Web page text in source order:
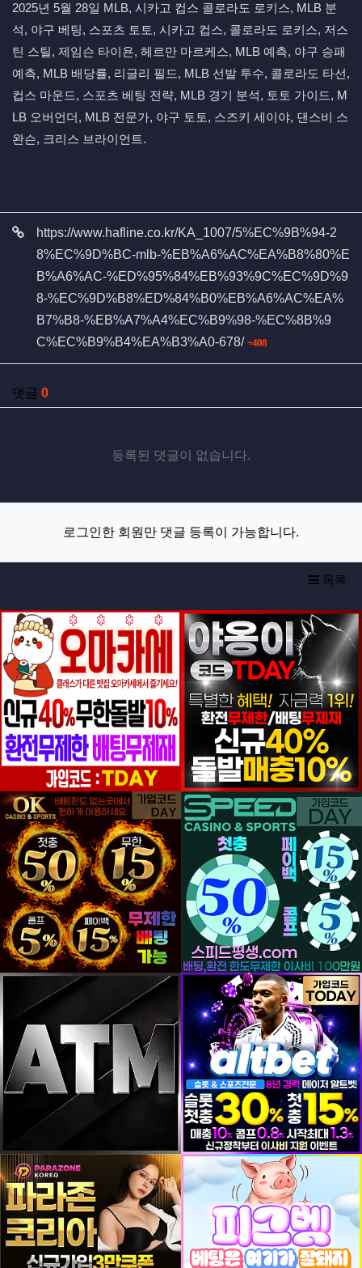
2025년 5월 28일 MLB, 시카고 컵스 콜로라도 로키스, MLB 분
석, 야구 베팅, 스포츠 토토, 시카고 컵스, 콜로라도 로키스, 저스
틴 스틸, 제임슨 타이욘, 헤르만 마르케스, MLB 예측, 야구 승패
예측, MLB 배당률, 리글리 필드, MLB 선발 투수, 콜로라도 타선,
컵스 마운드, 스포츠 베팅 전략, MLB 경기 분석, 토토 가이드, M
LB 오버언더, MLB 전문가, 야구 토토, 스즈키 세이야, 댄스비 스
완슨, 크리스 브라이언트.
관련자료https://www.hafline.co.kr/KA_1007/5%EC%9B%94-2
8%EC%9D%BC-mlb-%EB%A6%AC%EA%B8%80%E
B%A6%AC-%ED%95%84%EB%93%9C%EC%9D%9
8-%EC%9D%B8%ED%84%B0%EB%A6%AC%EA%
B7%B8-%EB%A7%A4%EC%B9%98-%EC%8B%9
C%EC%B9%B4%EA%B3%A0-678/
408회 연결
댓글 0
등록된 댓글이 없습니다.
로그인한 회원만 댓글 등록이 가능합니다.
목록
등록일 등록일
등록일 등록일
등록일 등록일